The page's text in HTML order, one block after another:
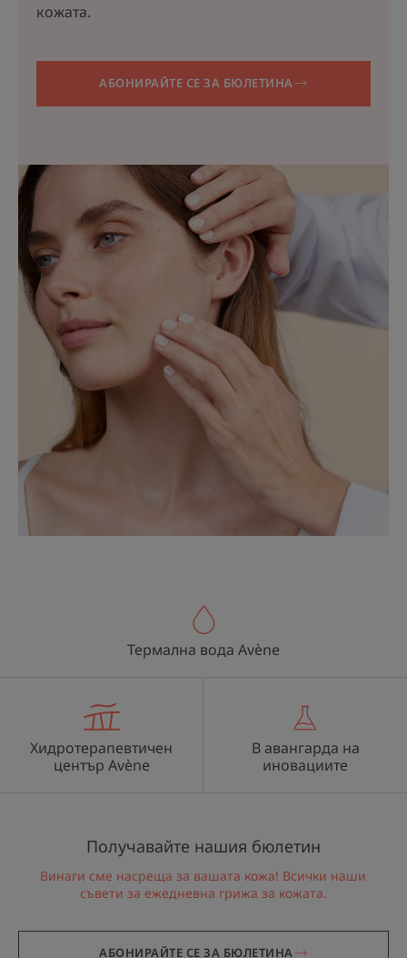
кожата.
АБОНИРАЙТЕ СЕ ЗА БЮЛЕТИНА
Термална вода Avène
Хидротерапевтичен
център Avène
В авангарда на
иновациите
Получавайте нашия бюлетин
Винаги сме насреща за вашата кожа! Всички наши
съвети за ежедневна грижа за кожата.
АБОНИРАЙТЕ СЕ ЗА БЮЛЕТИНА